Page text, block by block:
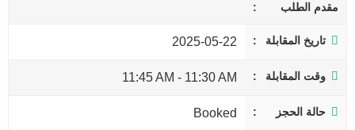
مقدم الطلب
تاريخ المقابلة 2025-05-22
وقت المقابلة 11:30 AM
-
11:45 AM
حالة الحجز Booked